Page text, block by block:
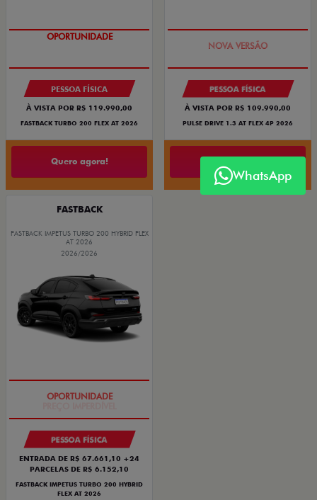
OPORTUNIDADE
PESSOA FÍSICA
À VISTA POR R$ 119.990,00
FASTBACK TURBO 200 FLEX AT 2026
Quero agora!
PESSOA FÍSICA
À VISTA POR R$ 109.990,00
PULSE DRIVE 1.3 AT FLEX 4P 2026
FASTBACK
FASTBACK IMPETUS TURBO 200 HYBRID FLEX
AT 2026
2026/2026
PESSOA FÍSICA
ENTRADA DE R$ 67.661,10 +24
PARCELAS DE R$ 6.152,10
FASTBACK IMPETUS TURBO 200 HYBRID
FLEX AT 2026
WhatsApp